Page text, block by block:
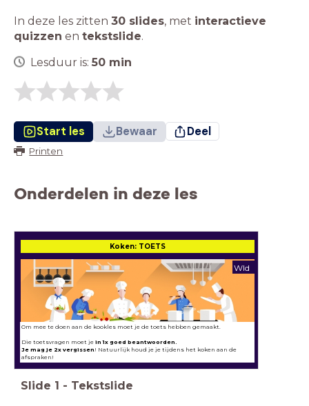
In deze les zitten 30 slides, met interactieve
quizzen en tekstslide.
Lesduur is: 50 min
Start les Bewaar Deel
Printen
Onderdelen in deze les
Koken: TOETS
Wld
Om mee te doen aan de kookles moet je de toets hebben gemaakt.
Die toetsvragen moet je in 1x goed beantwoorden.
Je mag je 2x vergissen ! Natuurlijk houd je je tijdens het koken aan de
afspraken!
Slide 1 - Tekstslide